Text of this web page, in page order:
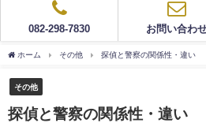
082-298-7830 お問い合わ
ホーム その他 探偵と警察の関係性・違い
その他
探偵と警察の関係性・違い